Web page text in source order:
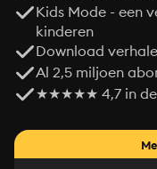
Kids Mode - een
kinderen
Download
Al 2,5 miljoen
★★★★★ 4,7 in de